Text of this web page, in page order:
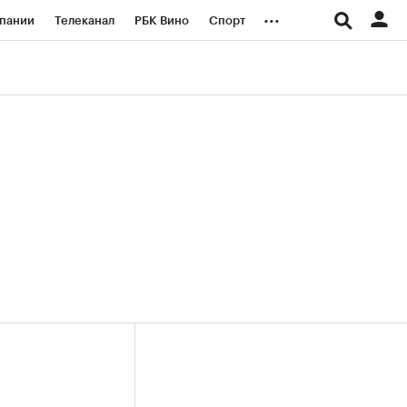
Телеканал РБК Вино Спорт ...